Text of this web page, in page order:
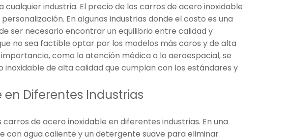
industria. El precio de los carros de acero inoxidable
En algunas industrias donde el costo es una
ser necesario encontrar un equilibrio entre calidad y
no sea factible optar por los modelos más caros y de alta
como la atención médica o la aeroespacial, se
de alta calidad que cumplan con los estándares y
Diferentes Industrias
de acero inoxidable en diferentes industrias. En una
agua caliente y un detergente suave para eliminar